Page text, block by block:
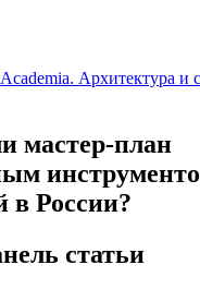
Архитектура и
мастер-план
в России?
статьи